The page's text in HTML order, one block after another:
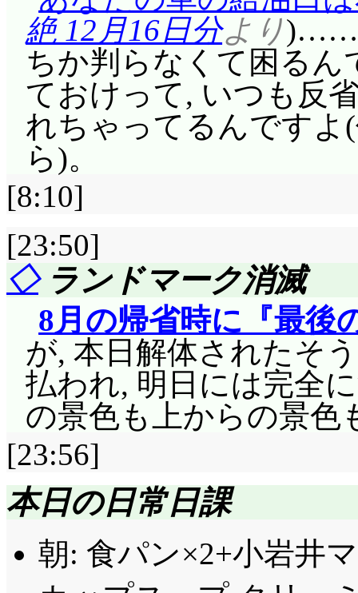
ね。みんな鍵を受け
ければ, 鍵の家での様
ょうね。ま, 私は, 見
い女の子に声掛ける
して蛇蠍の如く嫌悪
るのかそんな奴?), ぶ
して相手がなびかな
そうとするのは, 恋愛
最早存在する意義を
今日もだらだら何も
ち上げるのが, 我が新
アによって社会的に
意外と普通(むしろ殺
んな仲良く和気藹々
ね」「……死んだか」
程を知らないとそう
「別に何も無いわよ
ずっと, 心の中ではそ
エンドカード跡地:
てる。
からも出番あるって
「あの……これ, 何か
ど……。一応僕男子な
変態扱いされるのは
無理も無いけど, メン
のが……」「いまい
ものヅラに戻してみ
るから, 危険すぎると
てる娘居るだろうし
なかったようですが
部員として「転校生
当初の想定通りなの
損。
ED: 3・4枚目と最後
「却下」正樹, 完全に
部活としてではなく,
ではないかと。
「さては, あんた料
そーんな女の子っぽ
もんねえ, 『暴刀村雨
そ, 女の子らしさで売
方任せ, ってこたあね
即座に風間家爆発。
てのは, 誰が発明し
ゃないの?」さてさて,
ト・ユニバースのミ
それより前だと何が
は道路工事だったけ
床壁天井, 本に写真に
は, 台所に留まらな
威力だったんですか
回復できませんでし
ことで少しは救われ
って『汐と二人の』
い出とはまだ別次元
絶 12月16日分より)……
ちか判らなくて困る
ておけって, いつも反
れちゃってるんですよ
ら)。
[8:10]
[23:50]
◇ランドマーク消滅
8月の帰省時に『最後
が, 本日解体されたそ
払われ, 明日には完全
の景色も上からの景
[23:56]
本日の日常日課
朝: 食パン×2+小岩井